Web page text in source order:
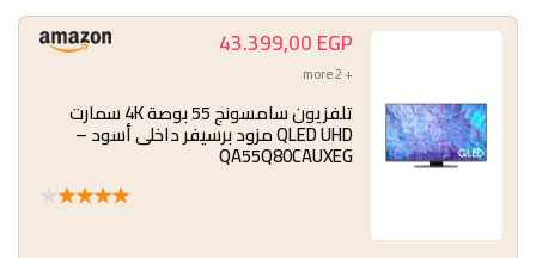
43.399,00EGP
+ 2 more
تلفزيون سامسونج 55 بوصة 4K سمارت
QLED UHD مزود برسيفر داخلى أسود –
QA55Q80CAUXEG
★
★
★
★